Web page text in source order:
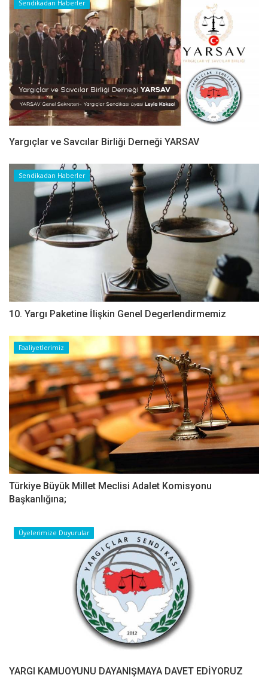
Sendikadan Haberler
Yargıçlar ve Savcılar Birliği Derneği YARSAV
Sendikadan Haberler
10. Yargı Paketine İlişkin Genel Degerlendirmemiz
Faaliyetlerimiz
Türkiye Büyük Millet Meclisi Adalet Komisyonu
Başkanlığına;
Üyelerimize Duyurular
YARGI KAMUOYUNU DAYANIŞMAYA DAVET EDİYORUZ